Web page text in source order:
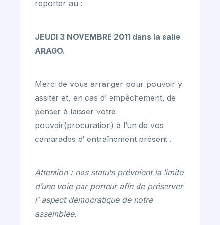
reporter au :
JEUDI 3 NOVEMBRE 2011 dans la salle
ARAGO.
Merci de vous arranger pour pouvoir y
assiter et, en cas d’ empêchement, de
penser à laisser votre
pouvoir(procuration) à l’un de vos
camarades d’ entraînement présent .
Attention : nos statuts prévoient la limite
d’une voie par porteur afin de préserver
l’ aspect démocratique de notre
assemblée.